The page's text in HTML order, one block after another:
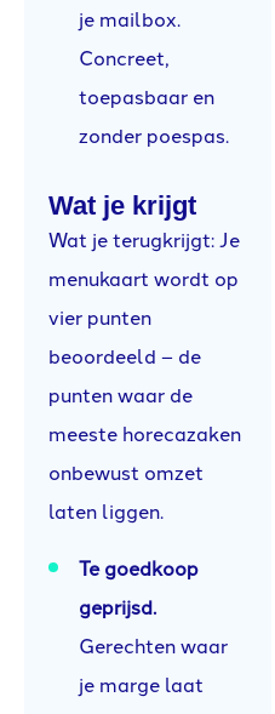
je mailbox.
Concreet,
toepasbaar en
zonder poespas.
Wat je krijgt
Wat je terugkrijgt: Je
menukaart wordt op
vier punten
beoordeeld – de
punten waar de
meeste horecazaken
onbewust omzet
laten liggen.
Te goedkoop
geprijsd.
Gerechten waar
je marge laat